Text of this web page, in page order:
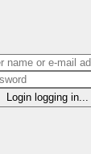
Login logging in...